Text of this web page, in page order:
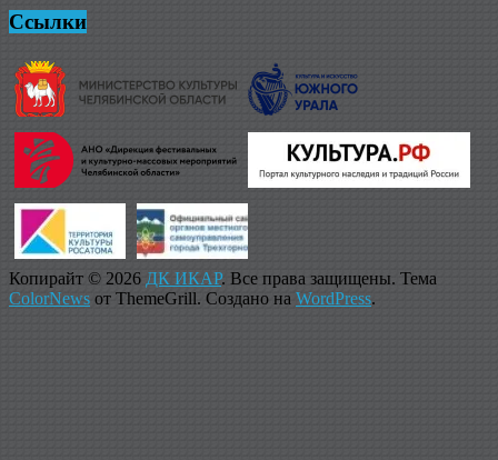
Ссылки
Копирайт © 2026 ДК ИКАР. Все права защищены. Тема
ColorNews от ThemeGrill. Создано на WordPress.